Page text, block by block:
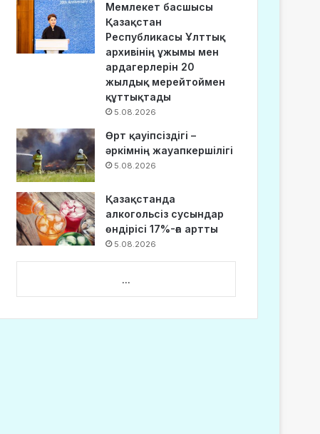
Мемлекет басшысы
Қазақстан
Республикасы Ұлттық
архивінің ұжымы мен
ардагерлерін 20
жылдық мерейтоймен
құттықтады
5.08.2026
Өрт қауіпсіздігі –
әркімнің жауапкершілігі
5.08.2026
Қазақстанда
алкогольсіз сусындар
өндірісі 17%-ға артты
5.08.2026
...